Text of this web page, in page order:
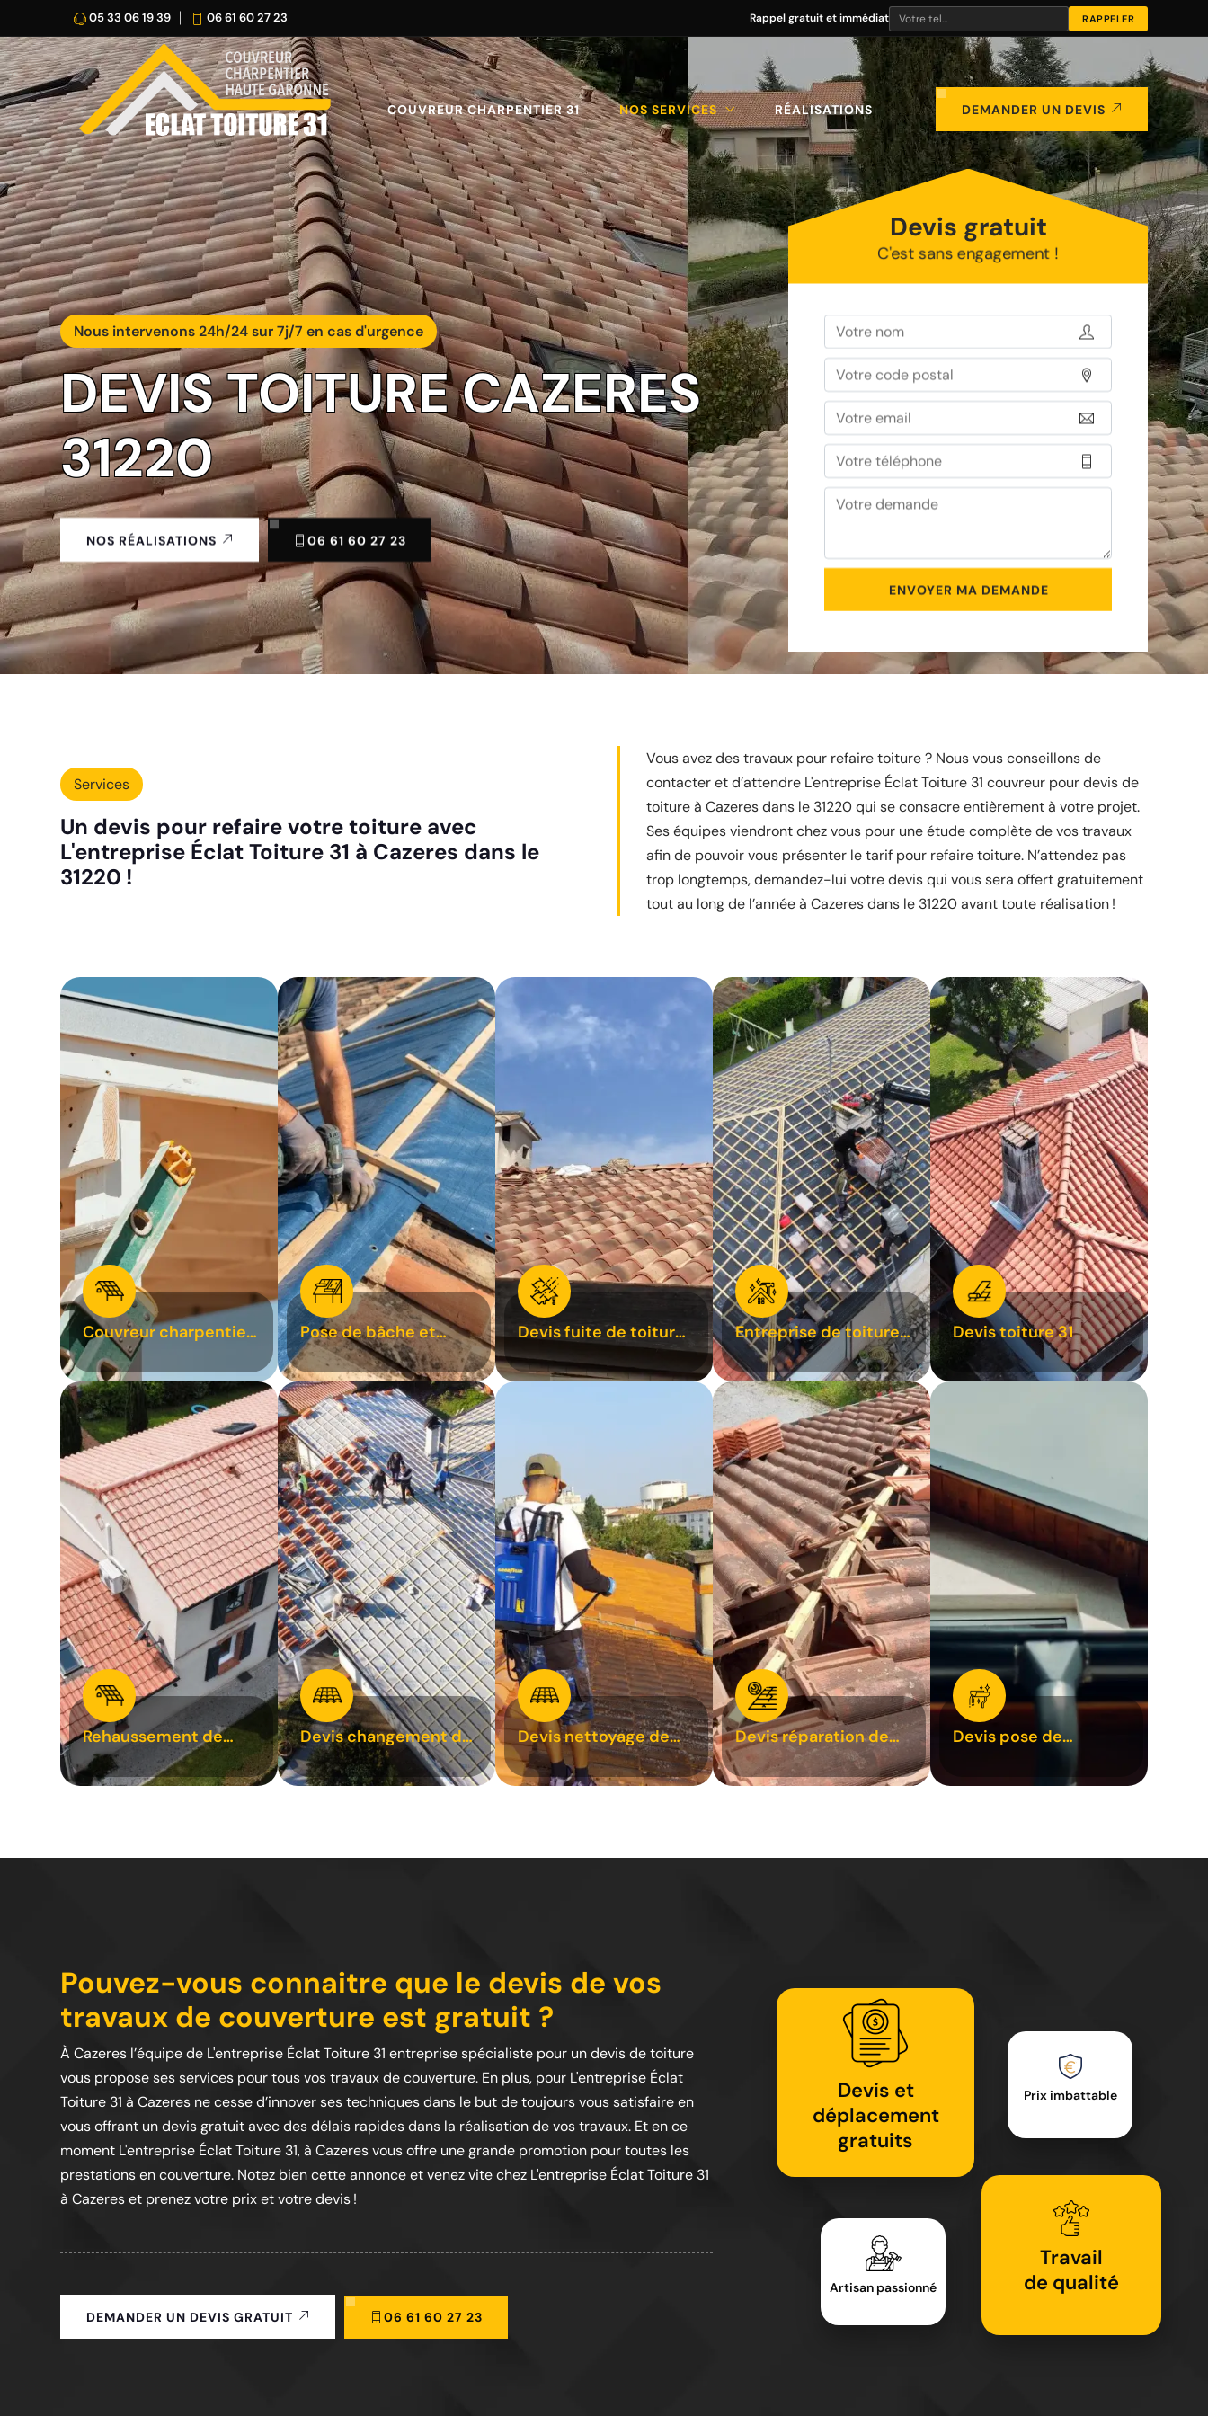
05 33 06 19 39 06 61 60 27 23 Rappel gratuit et immédiat
COUVREUR CHARPENTIER 31 NOS SERVICES RÉALISATIONS DEMANDER UN DEVIS
Nous intervenons 24h/24 sur 7j/7 en cas d'urgence
DEVIS TOITURE CAZERES
31220
NOS RÉALISATIONS 06 61 60 27 23
Devis gratuit
C'est sans engagement !
Services
Un devis pour refaire votre toiture avec
L'entreprise Éclat Toiture 31 à Cazeres dans le
31220 !
Vous avez des travaux pour refaire toiture ? Nous vous conseillons de
contacter et d’attendre L'entreprise Éclat Toiture 31 couvreur pour devis de
toiture à Cazeres dans le 31220 qui se consacre entièrement à votre projet.
Ses équipes viendront chez vous pour une étude complète de vos travaux
afin de pouvoir vous présenter le tarif pour refaire toiture. N’attendez pas
trop longtemps, demandez-lui votre devis qui vous sera offert gratuitement
tout au long de l’année à Cazeres dans le 31220 avant toute réalisation !
Couvreur charpentier
31
Pose de bâche et
bâchage de toiture 31
Devis fuite de toiture
31
Entreprise de toiture
31
Devis toiture 31
Rehaussement de
toiture 31
Devis changement de
tuile 31
Devis nettoyage de
toiture 31
Devis réparation de
toiture 31
Devis pose de
Pouvez-vous connaitre que le devis de vos
travaux de couverture est gratuit ?
À Cazeres l’équipe de L'entreprise Éclat Toiture 31 entreprise spécialiste pour un devis de toiture
vous propose ses services pour tous vos travaux de couverture. En plus, pour L'entreprise Éclat
Toiture 31 à Cazeres ne cesse d’innover ses techniques dans le but de toujours vous satisfaire en
vous offrant un devis gratuit avec des délais rapides dans la réalisation de vos travaux. Et en ce
moment L'entreprise Éclat Toiture 31, à Cazeres vous offre une grande promotion pour toutes les
prestations en couverture. Notez bien cette annonce et venez vite chez L'entreprise Éclat Toiture 31
à Cazeres et prenez votre prix et votre devis !
Devis et
déplacement
gratuits
Artisan passionné
Prix imbattable
Travail
de qualité
DEMANDER UN DEVIS GRATUIT 06 61 60 27 23